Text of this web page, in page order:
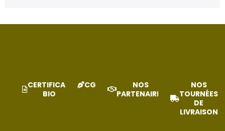
CERTIFICAT
BIO
CGV
NOS
PARTENAIRES
NOS
TOURNÉES
DE
LIVRAISON